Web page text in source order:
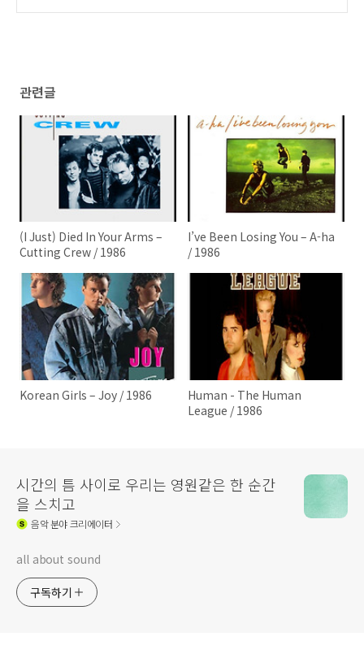
관련글
(I Just) Died In Your Arms –
Cutting Crew / 1986
I’ve Been Losing You – A-ha
/ 1986
Korean Girls – Joy / 1986
Human - The Human
League / 1986
시간의 틈 사이로 우리는 영원같은 한 순간
을 스치고
음악분야 크리에이터
all about sound
구독하기